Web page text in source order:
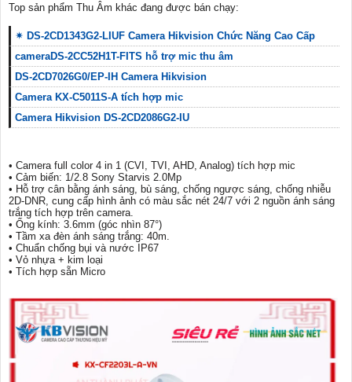
Top sản phẩm Thu Âm khác đang được bán chạy:
✴ DS-2CD1343G2-LIUF Camera Hikvision Chức Năng Cao Cấp
cameraDS-2CC52H1T-FITS hỗ trợ mic thu âm
DS-2CD7026G0/EP-IH Camera Hikvision
Camera KX-C5011S-A tích hợp mic
Camera Hikvision DS-2CD2086G2-IU
• Camera full color 4 in 1 (CVI, TVI, AHD, Analog) tích hợp mic
• Cảm biến: 1/2.8 Sony Starvis 2.0Mp
• Hỗ trợ cân bằng ánh sáng, bù sáng, chống ngược sáng, chống nhiễu
2D-DNR, cung cấp hình ảnh có màu sắc nét 24/7 với 2 nguồn ánh sáng
trắng tích hợp trên camera.
• Ống kính: 3.6mm (góc nhìn 87°)
• Tầm xa đèn ánh sáng trắng: 40m.
• Chuẩn chống bụi và nước IP67
• Vỏ nhựa + kim loại
• Tích hợp sẵn Micro